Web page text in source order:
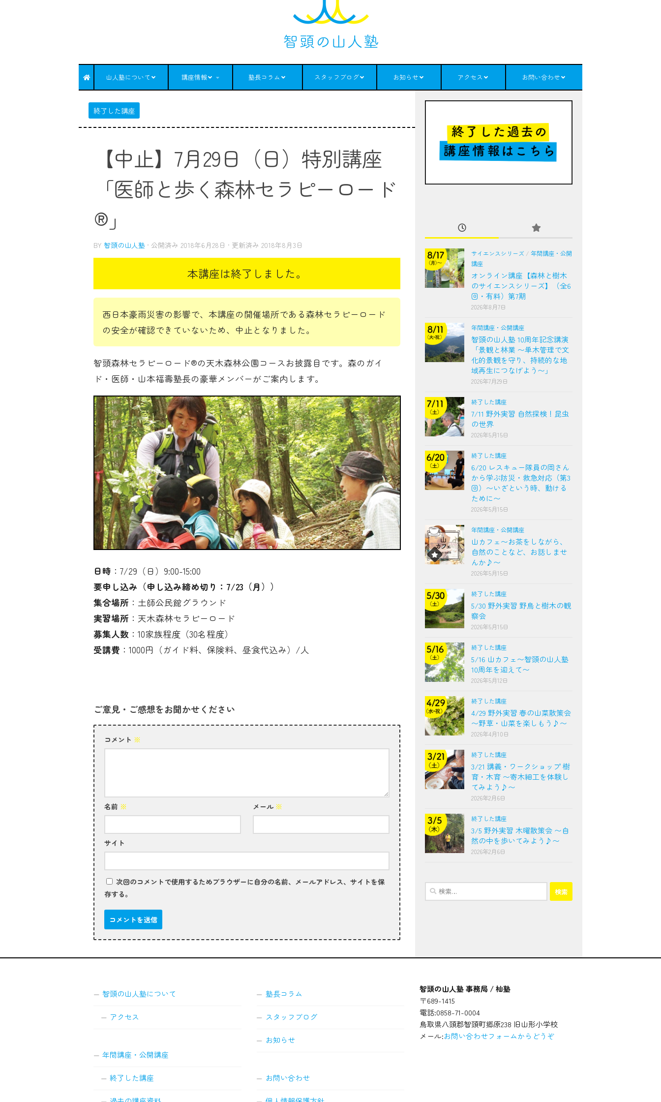
山人塾について 講座情報 塾長コラム スタッフブログ お知らせ アクセス お問い合わせ
終了した講座
【中止】7月29日（日）特別講座
「医師と歩く森林セラピーロード
®」
BY 智頭の山人塾 · 公開済み 2018年6月28日 · 更新済み 2018年8月3日
西日本豪雨災害の影響で、本講座の開催場所である森林セラピーロード
の安全が確認できていないため、中止となりました。
智頭森林セラピーロード®の天木森林公園コースお披露目です。森のガイ
ド・医師・山本福壽塾長の豪華メンバーがご案内します。
日時 ：7/29（日）9:00-15:00
要申し込み（申し込み締め切り：7/23（月））
集合場所 ：土師公民館グラウンド
実習場所 ：天木森林セラピーロード
募集人数 ：10家族程度（30名程度）
受講費 ：1000円（ガイド料、保険料、昼食代込み）/人
ご意見・ご感想をお聞かせください
コメント ※
名前 ※ メール ※
サイト
次回のコメントで使用するためブラウザーに自分の名前、メールアドレス、サイトを保
存する。
サイエンスシリーズ / 年間講座・公開
講座
オンライン講座【森林と樹木
のサイエンスシリーズ】（全6
回・有料）第7期
2026年8月7日
年間講座・公開講座
智頭の山人塾 10周年記念講演
「景観と林業 〜単木管理で文
化的景観を守り、持続的な地
域再生につなげよう〜」
2026年7月29日
終了した講座
7/11 野外実習 自然探検！昆虫
の世界
2026年5月15日
終了した講座
6/20 レスキュー隊員の岡さん
から学ぶ防災・救急対応（第3
回）〜いざという時、動ける
ために〜
2026年5月15日
年間講座・公開講座
山カフェ〜お茶をしながら、
自然のことなど、お話しませ
んか♪〜
2026年5月15日
終了した講座
5/30 野外実習 野鳥と樹木の観
察会
2026年5月15日
終了した講座
5/16 山カフェ〜智頭の山人塾
10周年を迎えて〜
2026年5月12日
終了した講座
4/29 野外実習 春の山菜散策会
〜野草・山菜を楽しもう♪〜
2026年4月10日
終了した講座
3/21 講義・ワークショップ 樹
育・木育 〜寄木細工を体験し
てみよう♪〜
2026年2月6日
終了した講座
3/5 野外実習 木曜散策会 〜自
然の中を歩いてみよう♪〜
2026年2月6日
検
索:
智頭の山人塾について
アクセス
年間講座・公開講座
終了した講座
塾長コラム
スタッフブログ
お知らせ
お問い合わせ
智頭の山人塾 事務局 / 杣塾
〒689-1415
電話:0858-71-0004
鳥取県八頭郡智頭町郷原238 旧山形小学校
メール:お問い合わせフォームからどうぞ